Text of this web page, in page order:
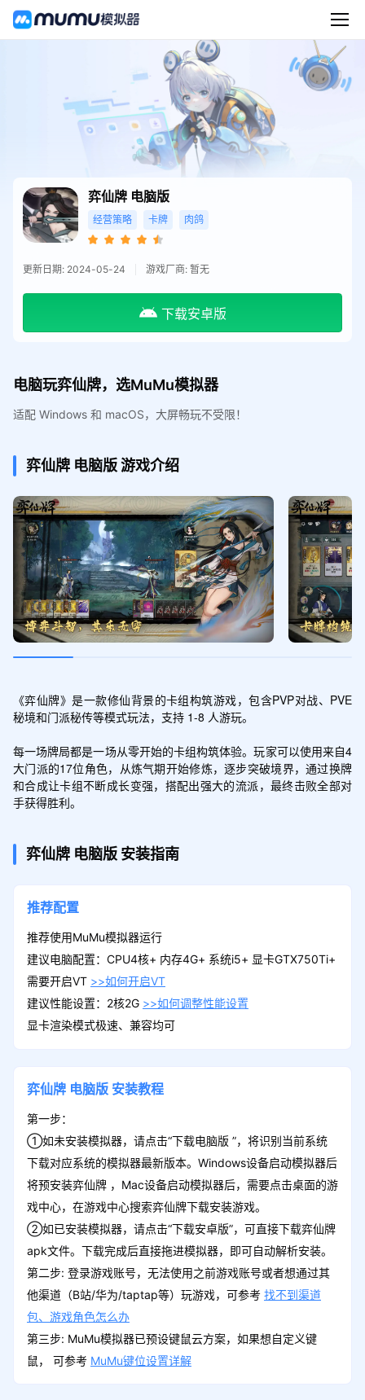
弈仙牌 电脑版
经营策略 卡牌 肉鸽
更新日期: 2024-05-24 游戏厂商: 暂无
下载安卓版
电脑玩弈仙牌，选MuMu模拟器
适配 Windows 和 macOS，大屏畅玩不受限！
弈仙牌 电脑版游戏介绍
《弈仙牌》是一款修仙背景的卡组构筑游戏，包含PVP对战、PVE
秘境和门派秘传等模式玩法，支持 1-8 人游玩。
每一场牌局都是一场从零开始的卡组构筑体验。玩家可以使用来自4
大门派的17位角色，从炼气期开始修炼，逐步突破境界，通过换牌
和合成让卡组不断成长变强，搭配出强大的流派，最终击败全部对
手获得胜利。
弈仙牌 电脑版 安装指南
推荐配置
推荐使用MuMu模拟器运行
建议电脑配置：CPU4核+ 内存4G+ 系统i5+ 显卡GTX750Ti+
需要开启VT >>如何开启VT
建议性能设置：2核2G >>如何调整性能设置
显卡渲染模式极速、兼容均可
弈仙牌 电脑版 安装教程
第一步：
①如未安装模拟器，请点击“下载电脑版 ”，将识别当前系统
下载对应系统的模拟器最新版本。Windows设备启动模拟器后
将预安装弈仙牌 ，Mac设备启动模拟器后，需要点击桌面的游
戏中心，在游戏中心搜索弈仙牌下载安装游戏。
②如已安装模拟器，请点击“下载安卓版”，可直接下载弈仙牌
apk文件。下载完成后直接拖进模拟器，即可自动解析安装。
第二步: 登录游戏账号，无法使用之前游戏账号或者想通过其
他渠道（B站/华为/taptap等）玩游戏，可参考 找不到渠道
包、游戏角色怎么办
第三步: MuMu模拟器已预设键鼠云方案，如果想自定义键
鼠， 可参考 MuMu键位设置详解